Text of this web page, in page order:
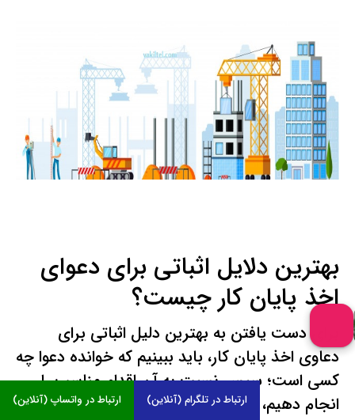
بهترین دلایل اثباتی برای دعوای
اخذ پایان کار چیست؟
برای دست یافتن به بهترین دلیل اثباتی برای
دعاوی اخذ پایان کار، باید ببینیم که خوانده دعوا چه
کسی است؛ سپس نسبت به آن اقدام مناسب را
انجام دهیم، تمامی ارگان ها و نهاد هایی که می
ارتباط در واتساپ (آنلاین) ارتباط در تلگرام (آنلاین)